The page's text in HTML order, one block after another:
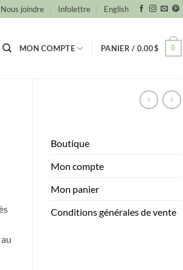
Nous joindre Infolettre English
MON COMPTE PANIER / 0.00$ 0
Boutique
Mon compte
Mon panier
Conditions générales de vente